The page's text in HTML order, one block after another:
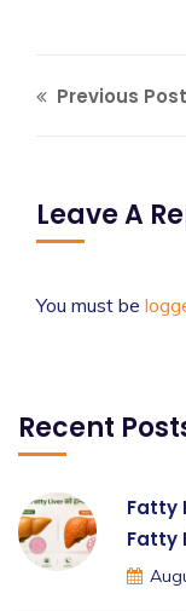
Previous Post
Leave A
You must be
Recent
Fatty
Fatty